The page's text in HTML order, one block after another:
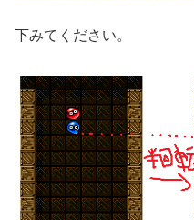
下みてください。